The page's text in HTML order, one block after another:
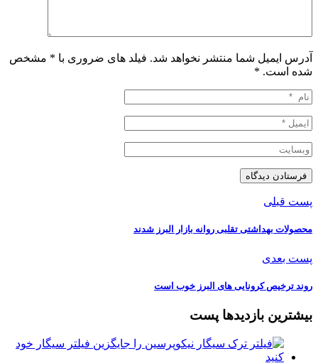
آدرس ایمیل شما منتشر نخواهد شد. فیلد های ضروری با * مشخص
شده است. *
پست قبلی
محصولات بهداشتی تقلبی روانه بازار البرز شدند
پست بعدی
روند ترخیص کرونایی های البرز خوب است
بیشترین بازدیدها پست